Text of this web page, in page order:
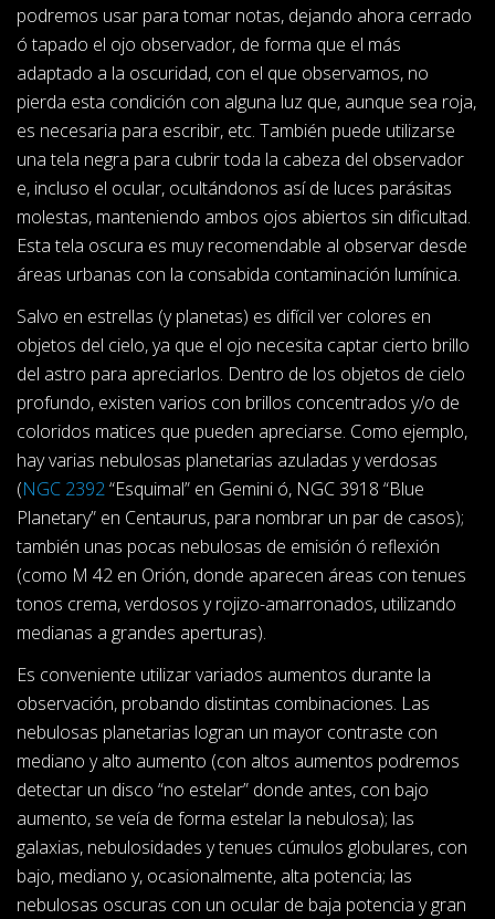
podremos usar para tomar notas, dejando ahora cerrado
ó tapado el ojo observador, de forma que el más
adaptado a la oscuridad, con el que observamos, no
pierda esta condición con alguna luz que, aunque sea roja,
es necesaria para escribir, etc. También puede utilizarse
una tela negra para cubrir toda la cabeza del observador
e, incluso el ocular, ocultándonos así de luces parásitas
molestas, manteniendo ambos ojos abiertos sin dificultad.
Esta tela oscura es muy recomendable al observar desde
áreas urbanas con la consabida contaminación lumínica.
Salvo en estrellas (y planetas) es difícil ver colores en
objetos del cielo, ya que el ojo necesita captar cierto brillo
del astro para apreciarlos. Dentro de los objetos de cielo
profundo, existen varios con brillos concentrados y/o de
coloridos matices que pueden apreciarse. Como ejemplo,
hay varias nebulosas planetarias azuladas y verdosas
(NGC 2392“Esquimal” en Gemini ó, NGC 3918 “Blue
Planetary” en Centaurus, para nombrar un par de casos);
también unas pocas nebulosas de emisión ó reflexión
(como M 42 en Orión, donde aparecen áreas con tenues
tonos crema, verdosos y rojizo-amarronados, utilizando
medianas a grandes aperturas).
Es conveniente utilizar variados aumentos durante la
observación, probando distintas combinaciones. Las
nebulosas planetarias logran un mayor contraste con
mediano y alto aumento (con altos aumentos podremos
detectar un disco “no estelar” donde antes, con bajo
aumento, se veía de forma estelar la nebulosa); las
galaxias, nebulosidades y tenues cúmulos globulares, con
bajo, mediano y, ocasionalmente, alta potencia; las
nebulosas oscuras con un ocular de baja potencia y gran